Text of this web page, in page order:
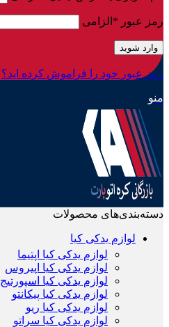
رمز عبور * الزامی
وارد شوید
رمز عبور خود را فراموش کرده اید؟
منو
دسته‌بندی‌های محصولات
لوازم یدکی کیا
لوازم یدکی کیا اپتیما
لوازم یدکی کیا اپیروس
لوازم یدکی کیا اسپورتیج
لوازم یدکی کیا پیکانتو
لوازم یدکی کیا ریو
لوازم یدکی کیا سراتو